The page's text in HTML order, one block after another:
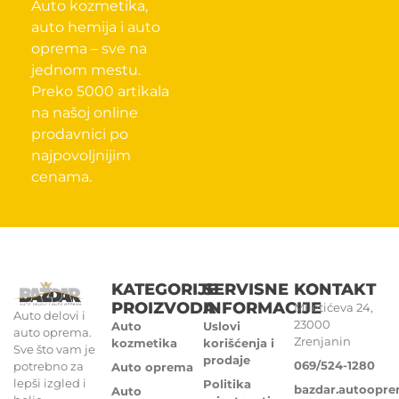
Auto kozmetika,
auto hemija i auto
oprema – sve na
jednom mestu.
Preko 5000 artikala
na našoj online
prodavnici po
najpovoljnijim
cenama.
Auto delovi i
auto oprema.
Sve što vam je
potrebno za
lepši izgled i
KATEGORIJE
PROIZVODA
Auto
kozmetika
Auto oprema
Auto
SERVISNE
INFORMACIJE
Uslovi
korišćenja i
prodaje
Politika
KONTAKT
Miletićeva 24,
23000
Zrenjanin
069/524-1280